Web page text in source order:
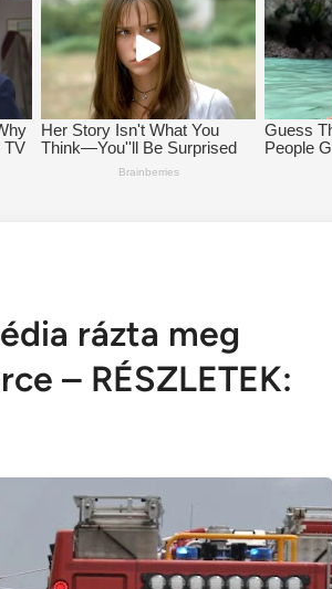
rázta meg
– RÉSZLETEK: